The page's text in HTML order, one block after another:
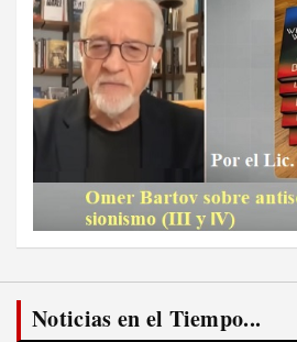
Noticias en el Tiempo...